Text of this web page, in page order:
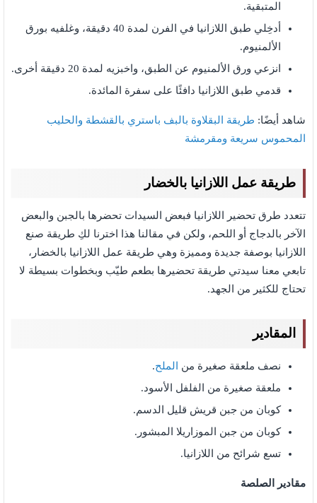
المتبقية.
أدخِلي طبق اللازانيا في الفرن لمدة 40 دقيقة، وغلفيه بورق
الألمنيوم.
انزعي ورق الألمنيوم عن الطبق، واخبزيه لمدة 20 دقيقة أخرى.
قدمي طبق اللازانيا دافئًا على سفرة المائدة.
شاهد أيضًا: طريقة البقلاوة بالبف باستري بالقشطة والحليب
المحموس سريعة ومقرمشة
طريقة عمل اللازانيا بالخضار
تتعدد طرق تحضير اللازانيا فبعض السيدات تحضرها بالجبن والبعض
الآخر بالدجاج أو اللحم، ولكن في مقالنا هذا اخترنا لكِ طريقة صنع
اللازانيا بوصفة جديدة ومميزة وهي طريقة عمل اللازانيا بالخضار،
تابعي معنا سيدتي طريقة تحضيرها بطعم طيّب وبخطوات بسيطة لا
تحتاج للكثير من الجهد.
المقادير
نصف ملعقة صغيرة من الملح.
ملعقة صغيرة من الفلفل الأسود.
كوبان من جبن قريش قليل الدسم.
كوبان من جبن الموزاريلا المبشور.
تسع شرائح من اللازانيا.
مقادير الصلصة